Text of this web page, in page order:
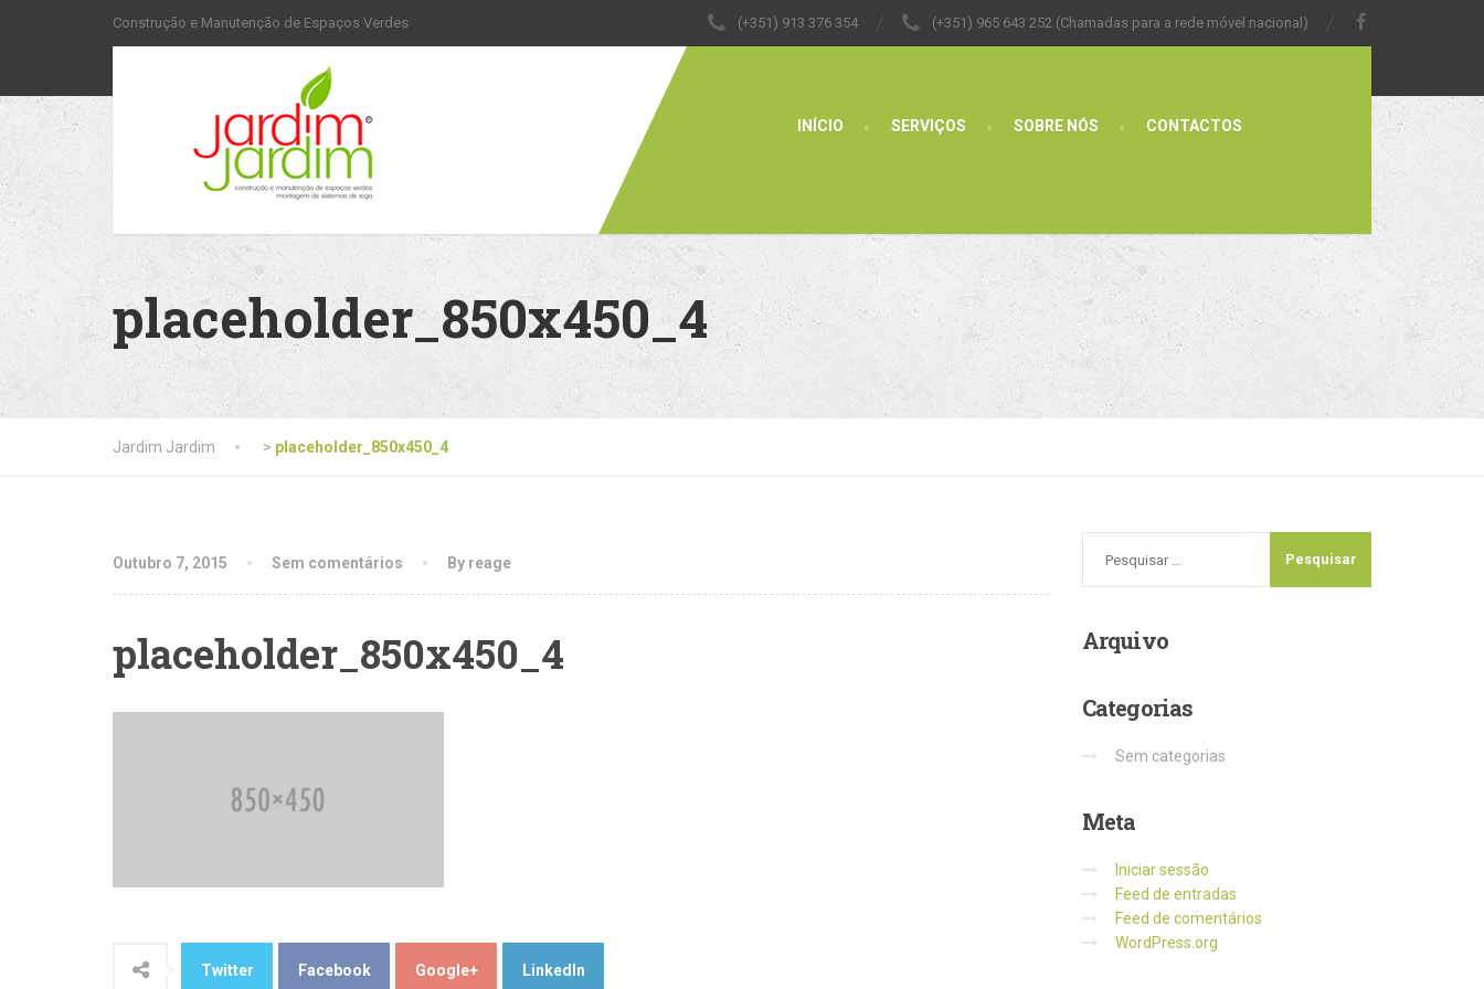
Construção e Manutenção de Espaços Verdes (+351) 913 376 354 (+351) 965 643 252 (Chamadas para a rede móvel nacional)
INÍCIO SERVIÇOS SOBRE NÓS CONTACTOS
placeholder_850x450_4
Jardim Jardim > placeholder_850x450_4
Outubro 7, 2015 Sem comentários By reage
placeholder_850x450_4
Twitter Facebook Google+ LinkedIn
Arquivo
Categorias
Sem categorias
Meta
Iniciar sessão
Feed de entradas
Feed de comentários
WordPress.org